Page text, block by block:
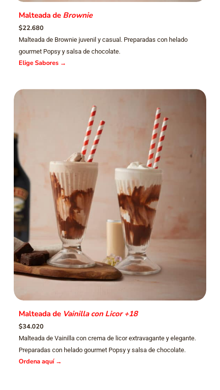
Malteada de Brownie
$22.680
Malteada de Brownie juvenil y casual. Preparadas con helado
gourmet Popsy y salsa de chocolate.
Elige Sabores →
Malteada de Vainilla con Licor +18
$34.020
Malteada de Vainilla con crema de licor extravagante y elegante.
Preparadas con helado gourmet Popsy y salsa de chocolate.
Ordena aquí →